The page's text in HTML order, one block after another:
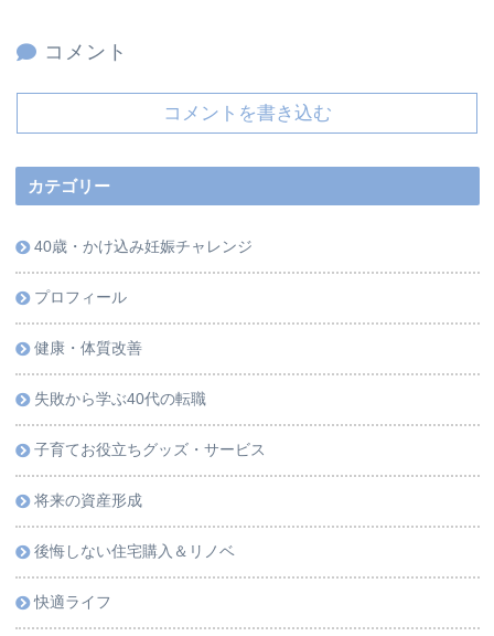
コメント
コメントを書き込む
カテゴリー
40歳・かけ込み妊娠チャレンジ
プロフィール
健康・体質改善
失敗から学ぶ40代の転職
子育てお役立ちグッズ・サービス
将来の資産形成
後悔しない住宅購入＆リノベ
快適ライフ